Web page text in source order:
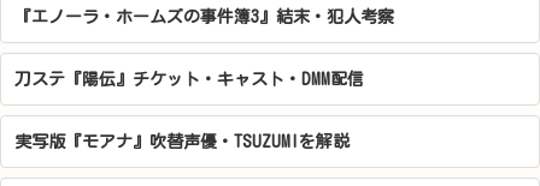
『エノーラ・ホームズの事件簿3』結末・犯人考察
刀ステ『陽伝』チケット・キャスト・DMM配信
実写版『モアナ』吹替声優・TSUZUMIを解説